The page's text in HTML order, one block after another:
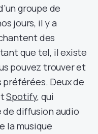
groupe de
jours, il y a
des
que tel, il existe
pouvez trouver et
Deux de
Spotify, qui
diffusion audio
la musique